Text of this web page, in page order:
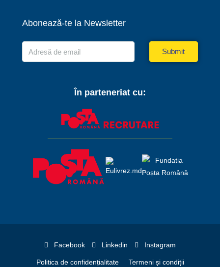
Abonează-te la Newsletter
Submit
În parteneriat cu:
Facebook Linkedin Instagram
Politica de confidențialitate
Termeni și condiții